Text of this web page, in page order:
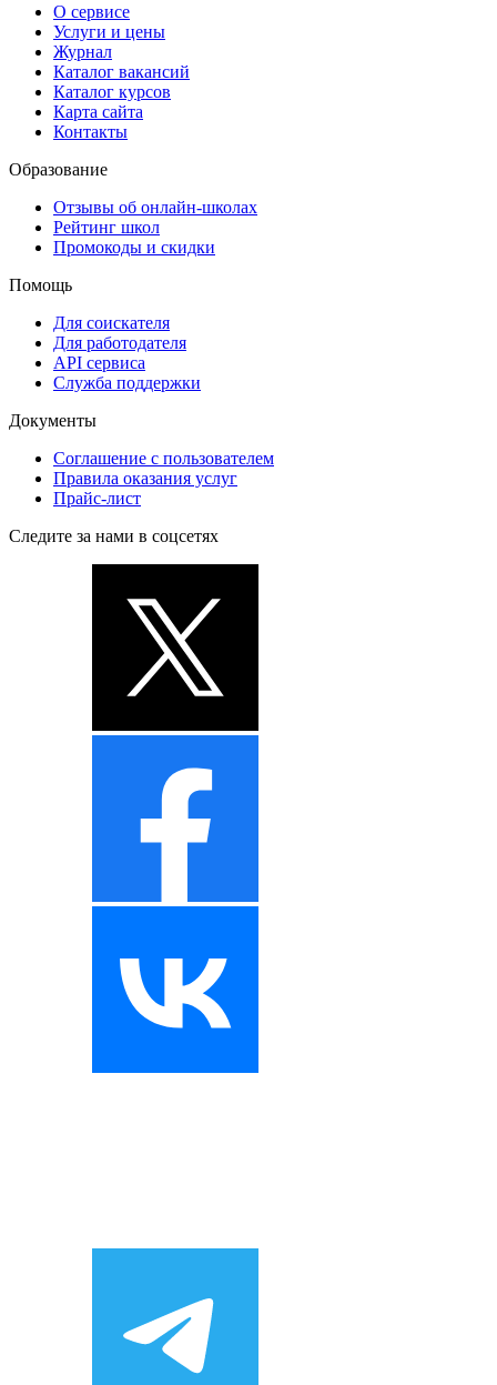
О сервисе
Услуги и цены
Журнал
Каталог вакансий
Каталог курсов
Карта сайта
Контакты
Образование
Отзывы об онлайн-школах
Рейтинг школ
Промокоды и скидки
Помощь
Для соискателя
Для работодателя
API сервиса
Служба поддержки
Документы
Соглашение с пользователем
Правила оказания услуг
Прайс-лист
Следите за нами в соцсетях